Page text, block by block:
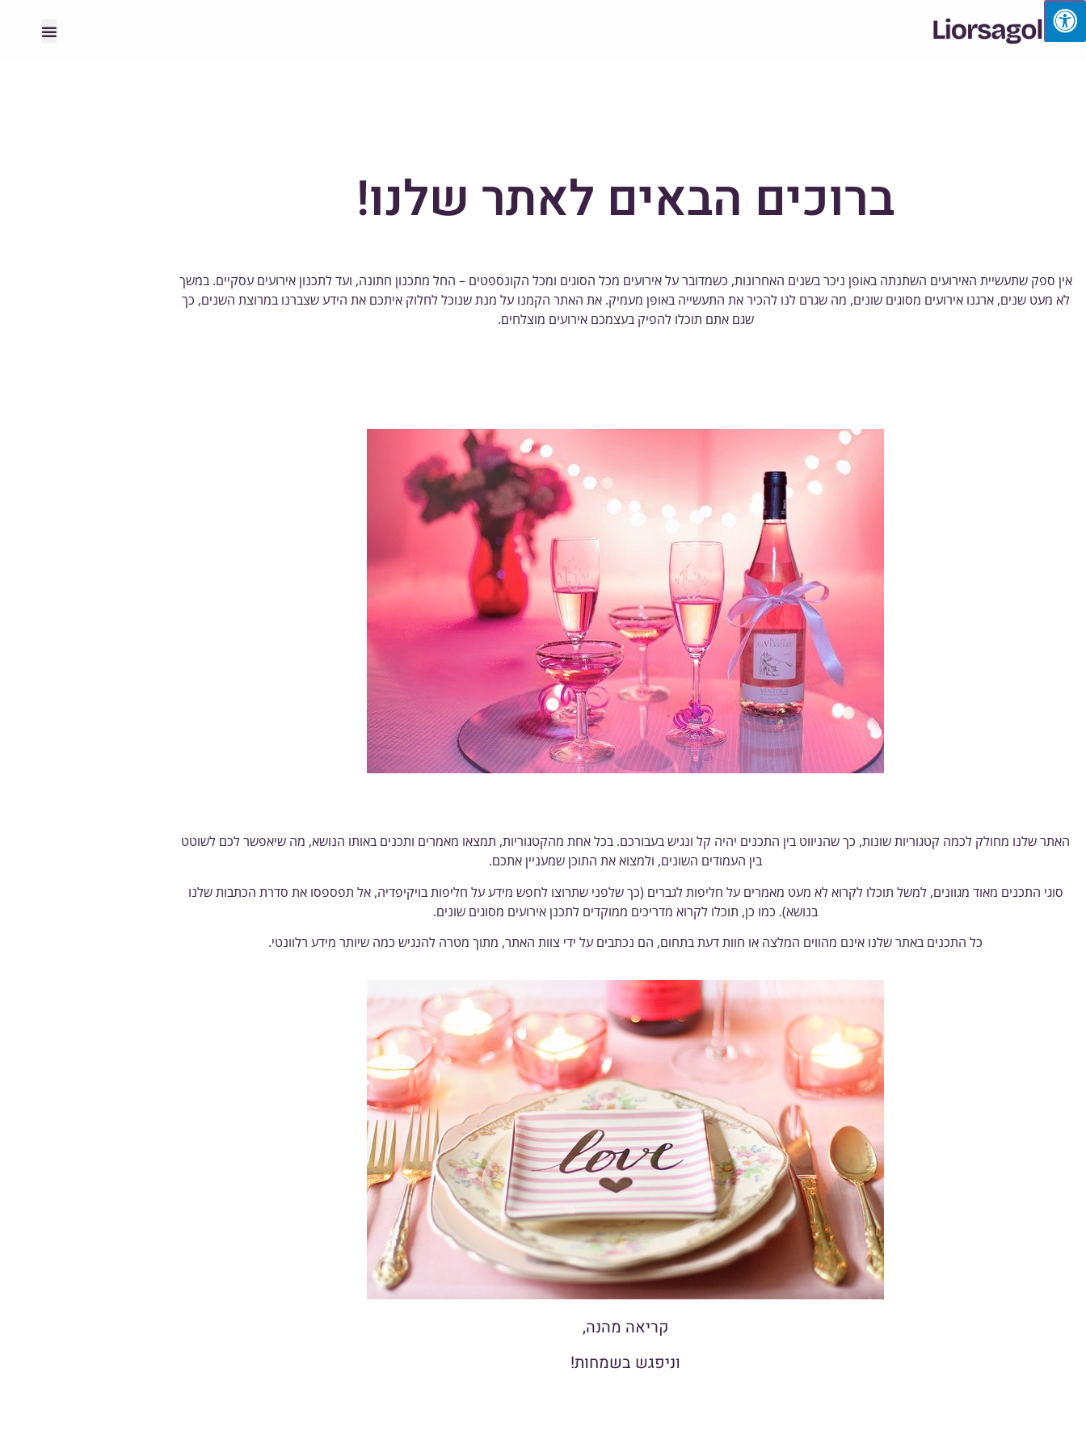
ברוכים הבאים לאתר שלנו!
אין ספק שתעשיית האירועים השתנתה באופן ניכר בשנים האחרונות, כשמדובר על אירועים מכל הסוגים ומכל הקונספטים – החל מתכנון חתונה, ועד לתכנון אירועים עסקיים. במשך
לא מעט שנים, ארגנו אירועים מסוגים שונים, מה שגרם לנו להכיר את התעשייה באופן מעמיק. את האתר הקמנו על מנת שנוכל לחלוק איתכם את הידע שצברנו במרוצת השנים, כך
שגם אתם תוכלו להפיק בעצמכם אירועים מוצלחים.
האתר שלנו מחולק לכמה קטגוריות שונות, כך שהניווט בין התכנים יהיה קל ונגיש בעבורכם. בכל אחת מהקטגוריות, תמצאו מאמרים ותכנים באותו הנושא, מה שיאפשר לכם לשוטט
בין העמודים השונים, ולמצוא את התוכן שמעניין אתכם.
סוגי התכנים מאוד מגוונים, למשל תוכלו לקרוא לא מעט מאמרים על חליפות לגברים (כך שלפני שתרוצו לחפש מידע על חליפות בויקיפדיה, אל תפספסו את סדרת הכתבות שלנו
בנושא). כמו כן, תוכלו לקרוא מדריכים ממוקדים לתכנן אירועים מסוגים שונים.
כל התכנים באתר שלנו אינם מהווים המלצה או חוות דעת בתחום, הם נכתבים על ידי צוות האתר, מתוך מטרה להנגיש כמה שיותר מידע רלוונטי.
קריאה מהנה,
וניפגש בשמחות!